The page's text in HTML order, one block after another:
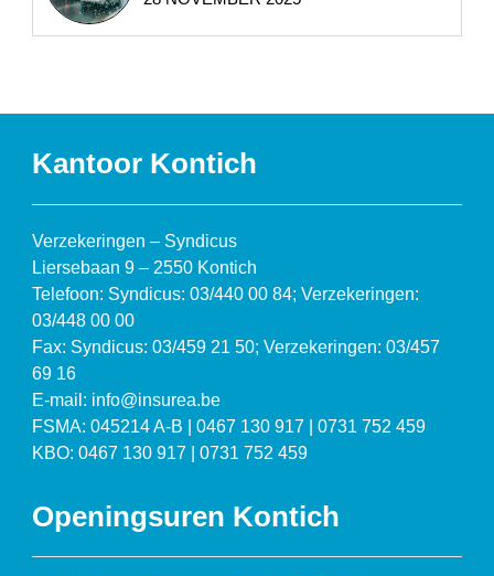
Kantoor Kontich
Verzekeringen – Syndicus
Liersebaan 9 – 2550 Kontich
Telefoon: Syndicus: 03/440 00 84; Verzekeringen:
03/448 00 00
Fax: Syndicus: 03/459 21 50; Verzekeringen: 03/457
69 16
E-mail: info@insurea.be
FSMA: 045214 A-B | 0467 130 917 | 0731 752 459
KBO: 0467 130 917 | 0731 752 459
Openingsuren Kontich